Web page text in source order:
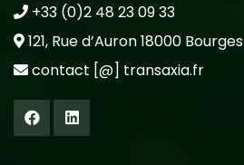
+33 (0)2 48 23 09 33
121, Rue d’Auron 18000 Bourges
contact [@] transaxia.fr